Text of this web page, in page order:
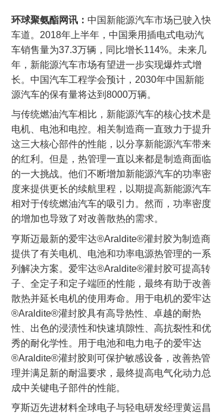
环球聚氨酯网讯： 中国新能源汽车市场已驶入快
车道。2018年上半年，中国乘用插电式电动汽
车销售量为37.3万辆，同比增长114%。未来几
年，新能源汽车市场有望进一步实现爆炸式增
长。中国汽车工程学会预计，2030年中国新能
源汽车的保有量将达到8000万辆。
与传统燃油汽车相比，新能源汽车的核心技术是
电机、电池和电控。相关制造商一直致力于提升
这三大核心部件的性能，以分享新能源汽车带来
的红利。但是，热管理一直以来都是制造商面临
的一大挑战。他们不断增加新能源汽车的功率密
度来提供更长的续航里程，以期提高新能源汽车
相对于传统燃油汽车的吸引力。然而，功率密度
的增加也导致了对改善散热的需求。
亨斯迈最新的爱牢达®Araldite®灌封胶为制造商
提供了有关电机、电池和功率电源热管理的一系
列解决方案。爱牢达®Araldite®灌封胶可提高转
子、全定子和定子端匝的性能，最终有助于改善
散热并延长电机的使用寿命。用于电机的爱牢达
®Araldite®灌封胶具有高导热性、卓越的耐热
性、出色的浸渍性和快速填隙性、高抗裂性和优
秀的耐化学性。用于电池和电力电子的爱牢达
®Araldite®灌封胶则可保护敏感设备，改善热管
理并满足新的耐温要求，最终提高电气化动力总
成中关键电子部件的性能。
亨斯迈先进材料全球电子与轻电研发经理黄运昌